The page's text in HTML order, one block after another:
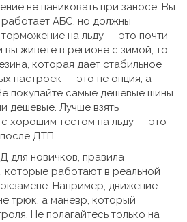
не паниковать при заносе. Вы
работает АБС, но должны
на льду — это почти
вы живете в регионе с зимой, то
которая дает стабильное
настроек — это не опция, а
покупайте самые дешевые шины
дешевые. Лучше взять
хорошим тестом на льду — это
ДТП.
для новичков, правила
которые работают в реальной
. Например, движение
трюк, а маневр, который
Не полагайтесь только на